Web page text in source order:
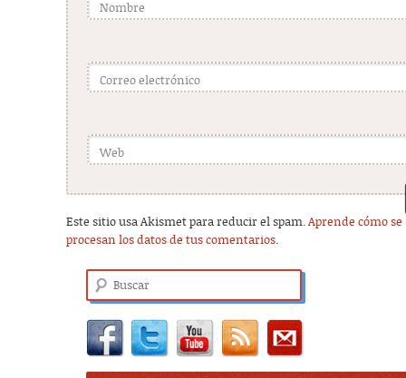
Nombre
Correo electrónico
Web
Este sitio usa Akismet para reducir el spam.Aprende cómo se
procesan los datos de tus comentarios.
Buscar